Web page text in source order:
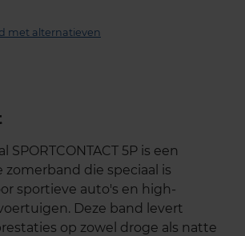
met alternatieven
SPORTCONTACT 5P is een
zomerband die speciaal is
sportieve auto's en high-
Deze band levert
op zowel droge als natte